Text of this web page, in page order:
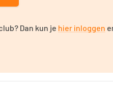
Dan kun je hier inloggen